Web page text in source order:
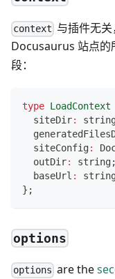
context 与插件无
Docusaurus 站点的
段：
type LoadContext
  siteDir
:
  siteConfig
:
  outDir
: string;
  baseUrl
:
} ;
options
options are the